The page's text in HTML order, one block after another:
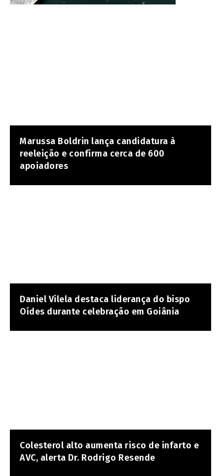
Marussa Boldrin lança candidatura à
reeleição e confirma cerca de 600
apoiadores
Daniel Vilela destaca liderança do bispo
Oídes durante celebração em Goiânia
Colesterol alto aumenta risco de infarto e
AVC, alerta Dr. Rodrigo Resende